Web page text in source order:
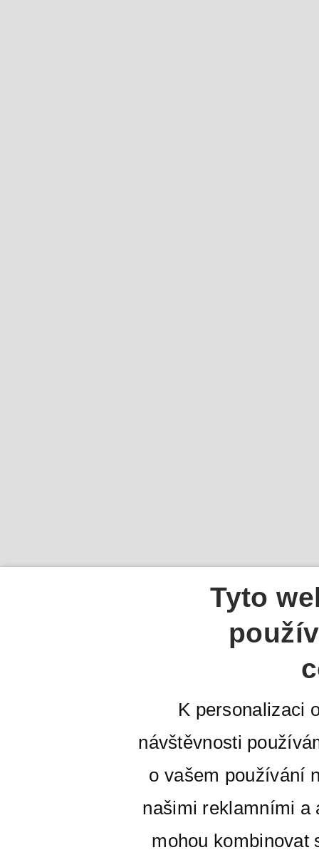
Tyto
K personalizaci
návštěvnosti
o vašem používání
našimi reklamními a
mohou kombinovat